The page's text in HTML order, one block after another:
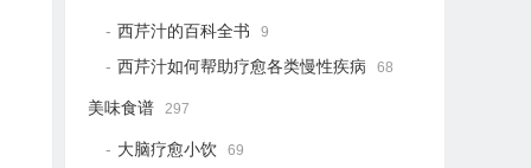
西芹汁的百科全书 9
西芹汁如何帮助疗愈各类慢性疾病 68
美味食谱 297
大脑疗愈小饮 69